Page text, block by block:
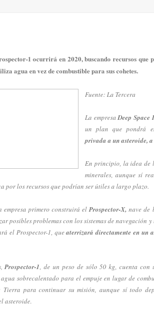
1 ocurrirá en 2020, buscando recursos que
agua en vez de combustible para sus cohetes.
Fuente: La Tercera
La empresaDeep Space
un plan que pondrá
privada a un asteroide,
En principio, la idea de
minerales, aunque sí
por los recursos que podrían ser útiles a largo plazo.
empresa primero construirá elProspector-X, nave de
posibles problemas con los sistemas de navegación
el Prospector-1, queaterrizará directamente en un
Prospector-1, de un peso de sólo 50 kg, cuenta con
sobrecalentado para el empuje en lugar de
Tierra para continuar su misión, aunque sí todo
asteroide.